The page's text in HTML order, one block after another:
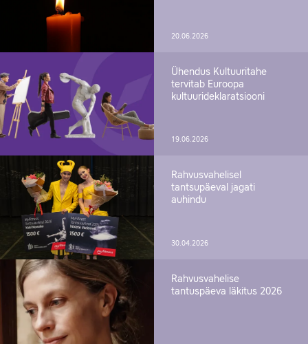
20.06.2026
Ühendus Kultuuritahe
tervitab Euroopa
kultuurideklaratsiooni
19.06.2026
Rahvusvahelisel
tantsupäeval jagati
auhindu
30.04.2026
Rahvusvahelise
tantuspäeva läkitus 2026